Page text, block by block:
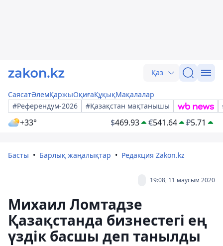
Қаз
СаясатӘлемҚаржыОқиғаҚұқықМақалалар
#Референдум-2026
#Қазақстан мақтанышы
+33° $469.93 €541.64 ₽5.71
Басты Барлық жаңалықтар Редакция Zakon.kz
19:08, 11 маусым 2020
Михаил Ломтадзе
Қазақстанда бизнестегі ең
үздік басшы деп танылды